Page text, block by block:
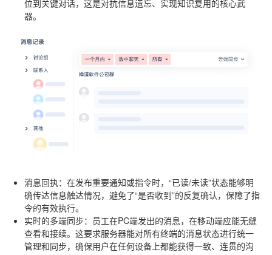
位到关键对话，这是对抗信息遗忘、实现知识复用的核心武
器。
消息回执 ：在发布重要通知或指令时，“已读/未读”状态能够明
确传达信息触达情况，避免了“是否收到”的反复确认，保障了指
令的有效执行。
实时的多端同步：员工在PC端发出的消息，在移动端应能无缝
查看和接续。这要求服务器能对所有终端的消息状态进行统一
管理和同步，确保用户在任何设备上都能获得一致、连贯的沟